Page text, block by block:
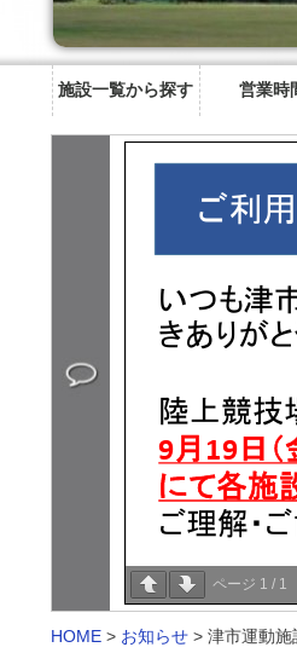
施設一覧から探す 営業時
ページ 1 / 1
HOME > お知らせ > 津市運動